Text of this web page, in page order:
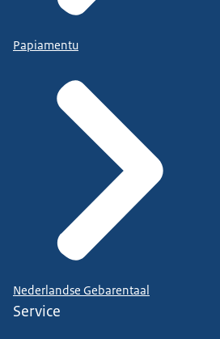
Papiamentu
Nederlandse Gebarentaal
Service